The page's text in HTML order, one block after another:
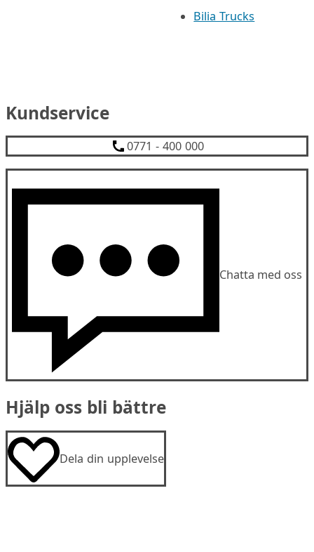
Bilia Trucks
Kundservice
0771 - 400 000
Chatta med oss
Hjälp oss bli bättre
Dela din upplevelse